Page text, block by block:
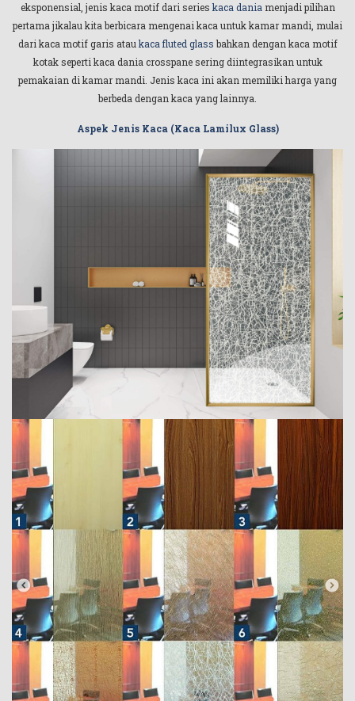
eksponensial, jenis kaca motif dari series kaca dania menjadi pilihan
pertama jikalau kita berbicara mengenai kaca untuk kamar mandi, mulai
dari kaca motif garis atau kaca fluted glass bahkan dengan kaca motif
kotak seperti kaca dania crosspane sering diintegrasikan untuk
pemakaian di kamar mandi. Jenis kaca ini akan memiliki harga yang
berbeda dengan kaca yang lainnya.
Aspek Jenis Kaca (Kaca Lamilux Glass)